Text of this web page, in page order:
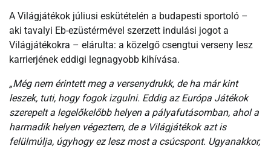
A Világjátékok júliusi eskütételén a budapesti sportoló –
aki tavalyi Eb-ezüstérmével szerzett indulási jogot a
Világjátékokra – elárulta: a közelgő csengtui verseny lesz
karrierjének eddigi legnagyobb kihívása.
„Még nem érintett meg a versenydrukk, de ha már kint
leszek, tuti, hogy fogok izgulni. Eddig az Európa Játékok
szerepelt a legelőkelőbb helyen a pályafutásomban, ahol a
harmadik helyen végeztem, de a Világjátékok azt is
felülmúlja, úgyhogy ez lesz most a csúcspont. Ugyanakkor,